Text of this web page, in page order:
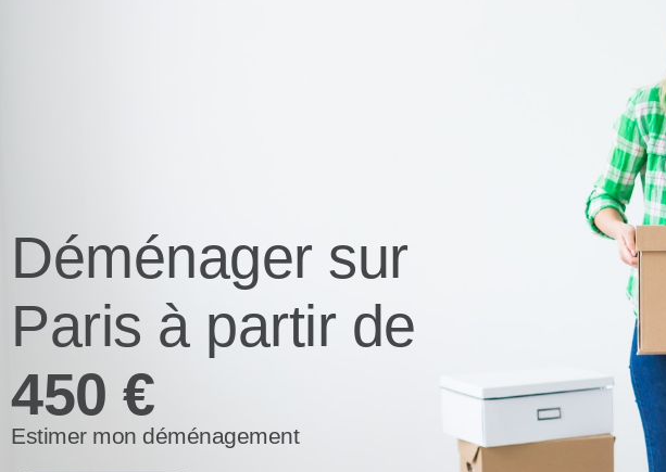
Déménager sur
Paris à partir de
450 €
Estimer mon déménagement